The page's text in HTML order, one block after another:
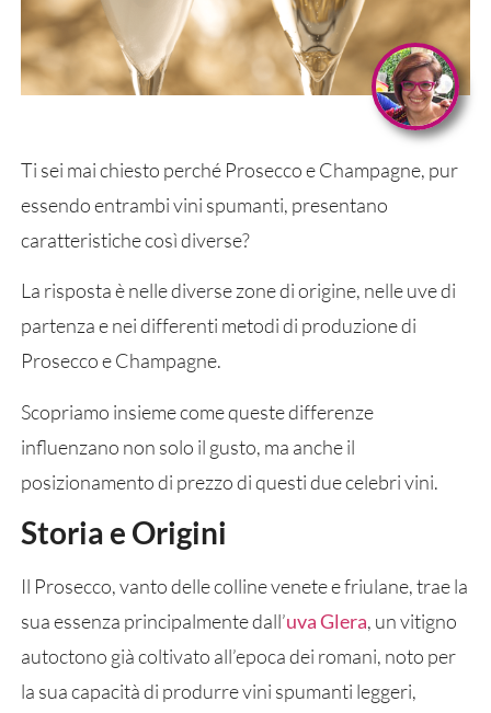
Ti sei mai chiesto perché Prosecco e Champagne, pur
essendo entrambi vini spumanti, presentano
caratteristiche così diverse?
La risposta è nelle diverse zone di origine, nelle uve di
partenza e nei differenti metodi di produzione di
Prosecco e Champagne.
Scopriamo insieme come queste differenze
influenzano non solo il gusto, ma anche il
posizionamento di prezzo di questi due celebri vini.
Storia e Origini
Il Prosecco, vanto delle colline venete e friulane, trae la
sua essenza principalmente dall’uva Glera, un vitigno
autoctono già coltivato all’epoca dei romani, noto per
la sua capacità di produrre vini spumanti leggeri,